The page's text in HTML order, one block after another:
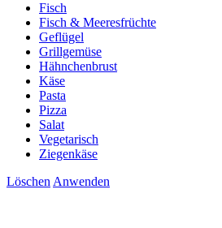
Fisch
Fisch & Meeresfrüchte
Geflügel
Grillgemüse
Hähnchenbrust
Käse
Pasta
Pizza
Salat
Vegetarisch
Ziegenkäse
Löschen Anwenden